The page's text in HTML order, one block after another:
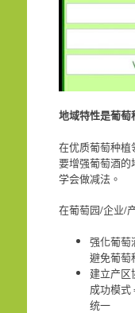
地域特性是葡萄
在优质葡萄种植
要增强葡萄酒的
学会做减法。
在葡萄园/企业/
强化葡萄
避免葡萄
建立产区
成功模式
统一